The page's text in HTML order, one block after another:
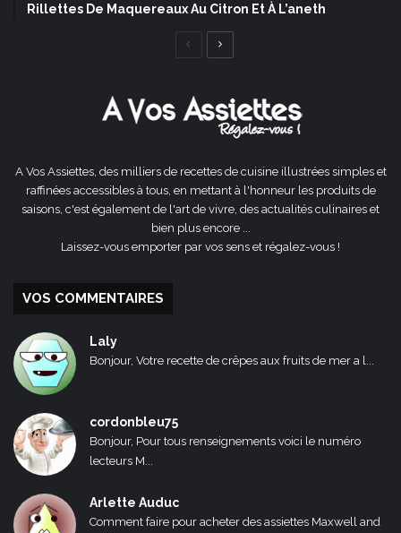
Rillettes De Maquereaux Au Citron Et À L’aneth
Page
A Vos Assiettes, des milliers de recettes de cuisine illustrées simples et
raffinées accessibles à tous, en mettant à l'honneur les produits de
saisons, c'est également de l'art de vivre, des actualités culinaires et
bien plus encore ...
Laissez-vous emporter par vos sens et régalez-vous !
VOS COMMENTAIRES
Laly
Bonjour, Votre recette de crêpes aux fruits de mer a l...
cordonbleu75
Bonjour, Pour tous renseignements voici le numéro
lecteurs M...
Arlette Auduc
Comment faire pour acheter des assiettes Maxwell and